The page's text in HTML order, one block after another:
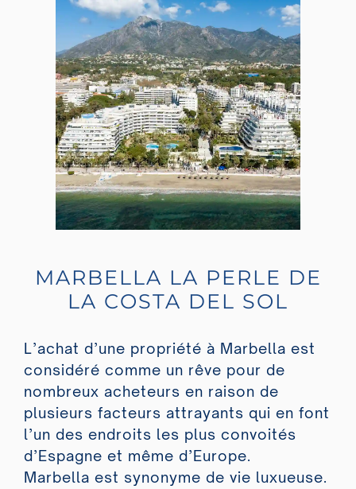
MARBELLA LA PERLE DE
LA COSTA DEL SOL
L’achat d’une propriété à Marbella est
considéré comme un rêve pour de
nombreux acheteurs en raison de
plusieurs facteurs attrayants qui en font
l’un des endroits les plus convoités
d’Espagne et même d’Europe.
Marbella est synonyme de vie luxueuse.